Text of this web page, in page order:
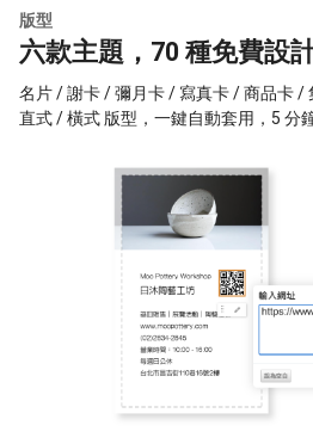
版型
六款主題，70 種免費設
名片 / 謝卡 / 彌月卡 / 寫真卡 / 商品卡 /
直式 / 橫式 版型，一鍵自動套用，5 分